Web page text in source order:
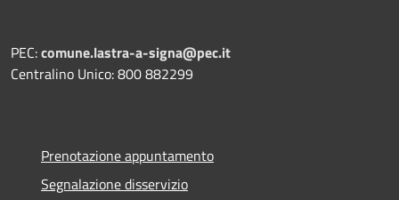
PEC:comune.lastra-a-signa@pec.it
Centralino Unico: 800 882299
Prenotazione appuntamento
Segnalazione disservizio